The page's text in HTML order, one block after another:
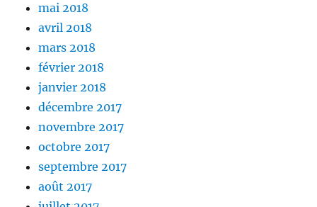
mai 2018
avril 2018
mars 2018
février 2018
janvier 2018
décembre 2017
novembre 2017
octobre 2017
septembre 2017
août 2017